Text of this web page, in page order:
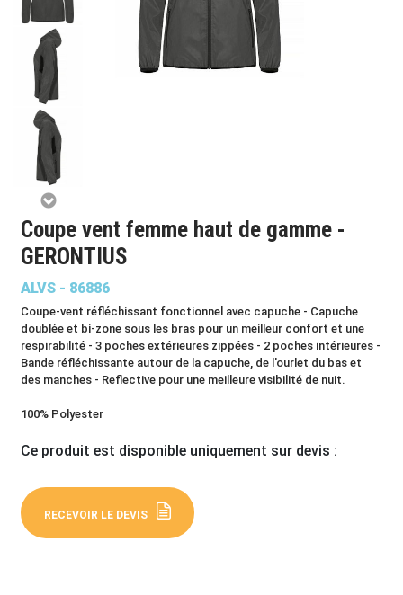
Coupe vent femme haut de gamme -
GERONTIUS
ALVS - 86886
Coupe-vent réfléchissant fonctionnel avec capuche - Capuche
doublée et bi-zone sous les bras pour un meilleur confort et une
respirabilité - 3 poches extérieures zippées - 2 poches intérieures -
Bande réfléchissante autour de la capuche, de l'ourlet du bas et
des manches - Reflective pour une meilleure visibilité de nuit.
100% Polyester
Ce produit est disponible uniquement sur devis :
RECEVOIR LE DEVIS